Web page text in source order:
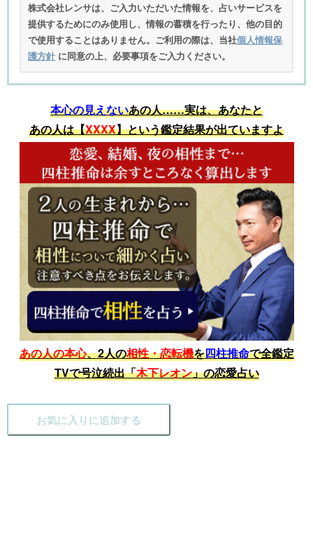
株式会社レンサは、ご入力いただいた情報を、占いサービスを
提供するためにのみ使用し、情報の蓄積を行ったり、他の目的
で使用することはありません。ご利用の際は、当社個人情報保
護方針 に同意の上、必要事項をご入力ください。
本心の見えないあの人……実は、あなたと
あの人は【XXXX】という鑑定結果が出ていますよ
あの人の本心、2人の相性・恋転機を四柱推命で全鑑定
TVで号泣続出「木下レオン」の恋愛占い
お気に入りに追加する